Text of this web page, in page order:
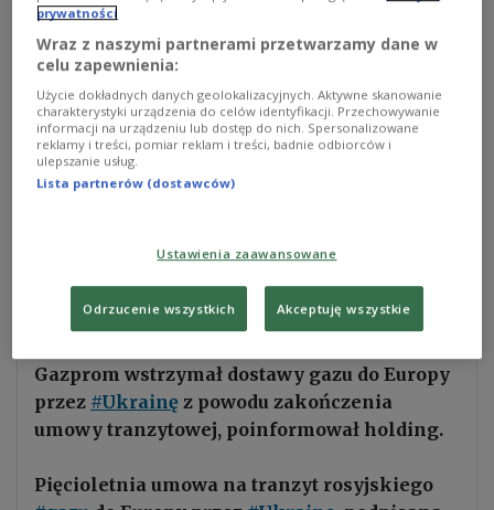
angetreten und wird deren Arbeit leiten. Sechs
Stunden später wurde die Weiterleitung von
russischem Gas durch die Ukraine eingestellt.
Kiew hat den Vertrag mit Gazprom nicht
verlängert, damit der Kreml dadurch keine
zusätzliches Geld für seinen Krieg gegen die
Ukraine verdiene. Der stattliche russische
Überraschung“, betonte die Vize-Ministerin
Magdalena Sobkowiak-Czarnecka.
Gazprom wstrzymał dostawy gazu do Europy
przez #Ukrainę z powodu zakończenia
umowy tranzytowej, poinformował holding.
Pięcioletnia umowa na tranzyt rosyjskiego
prywatności
Wraz z naszymi partnerami przetwarzamy dane w
celu zapewnienia:
Użycie dokładnych danych geolokalizacyjnych. Aktywne skanowanie
charakterystyki urządzenia do celów identyfikacji. Przechowywanie
informacji na urządzeniu lub dostęp do nich. Spersonalizowane
reklamy i treści, pomiar reklam i treści, badnie odbiorców i
ulepszanie usług.
Lista partnerów (dostawców)
Ustawienia zaawansowane
Odrzucenie wszystkich Akceptuję wszystkie